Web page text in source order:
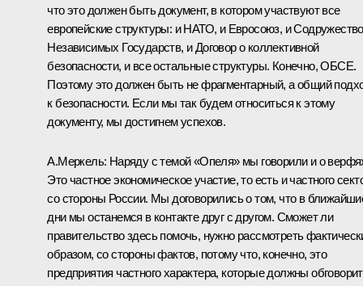
что это должен быть документ, в котором участвуют все
европейские структуры: и НАТО, и Евросоюз, и Содружество
Независимых Государств, и Договор о коллективной
безопасности, и все остальные структуры. Конечно, ОБСЕ.
Поэтому это должен быть не фрагментарный, а общий
к безопасности. Если мы так будем относиться к этому
документу, мы достигнем успехов.
А.Меркель: Наряду с темой «Опеля» мы говорили и о
Это частное экономическое участие, то есть и частного
со стороны России. Мы договорились о том, что в
дни мы останемся в контакте друг с другом. Сможет ли
правительство здесь помочь, нужно рассмотреть
образом, со стороны фактов, потому что, конечно, это
предприятия частного характера, которые должны